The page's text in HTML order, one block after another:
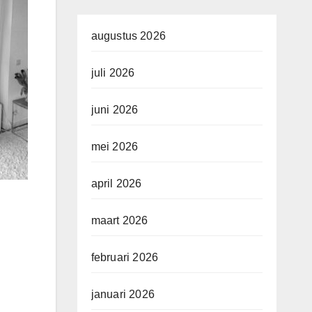
augustus 2026
juli 2026
juni 2026
mei 2026
april 2026
maart 2026
februari 2026
januari 2026